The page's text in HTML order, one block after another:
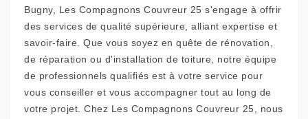
Bugny, Les Compagnons Couvreur 25 s'engage à offrir
des services de qualité supérieure, alliant expertise et
savoir-faire. Que vous soyez en quête de rénovation,
de réparation ou d'installation de toiture, notre équipe
de professionnels qualifiés est à votre service pour
vous conseiller et vous accompagner tout au long de
votre projet. Chez Les Compagnons Couvreur 25, nous